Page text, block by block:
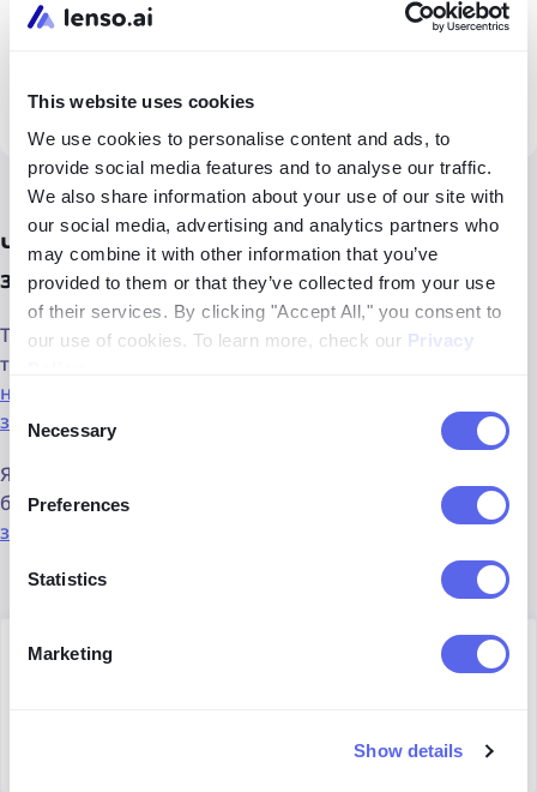
This website uses cookies
We use cookies to personalise content and ads, to
provide social media features and to analyse our traffic.
We also share information about your use of our site with
our social media, advertising and analytics partners who
may combine it with other information that you’ve
provided to them or that they’ve collected from your use
of their services. By clicking "Accept All," you consent to
our use of cookies. To learn more, check our Privacy
Consent
Selection
Necessary
Preferences
Statistics
Marketing
Show details
Чи є інші альтернативи для пошуку
зображень?
Так! Ви можете скористатися комплексним рішенням,
таким як розширення '
найкращі інструменти для зворотного пошуку
зображеньв одному місці.
Якщо вам більше подобаються мобільні додатки, існує
безліч Android та iOS додатків, створених для
зворотного пошуку зображень